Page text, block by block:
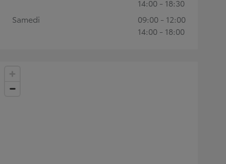
14:00 - 18:30
Samedi
09:00 - 12:00
14:00 - 18:00